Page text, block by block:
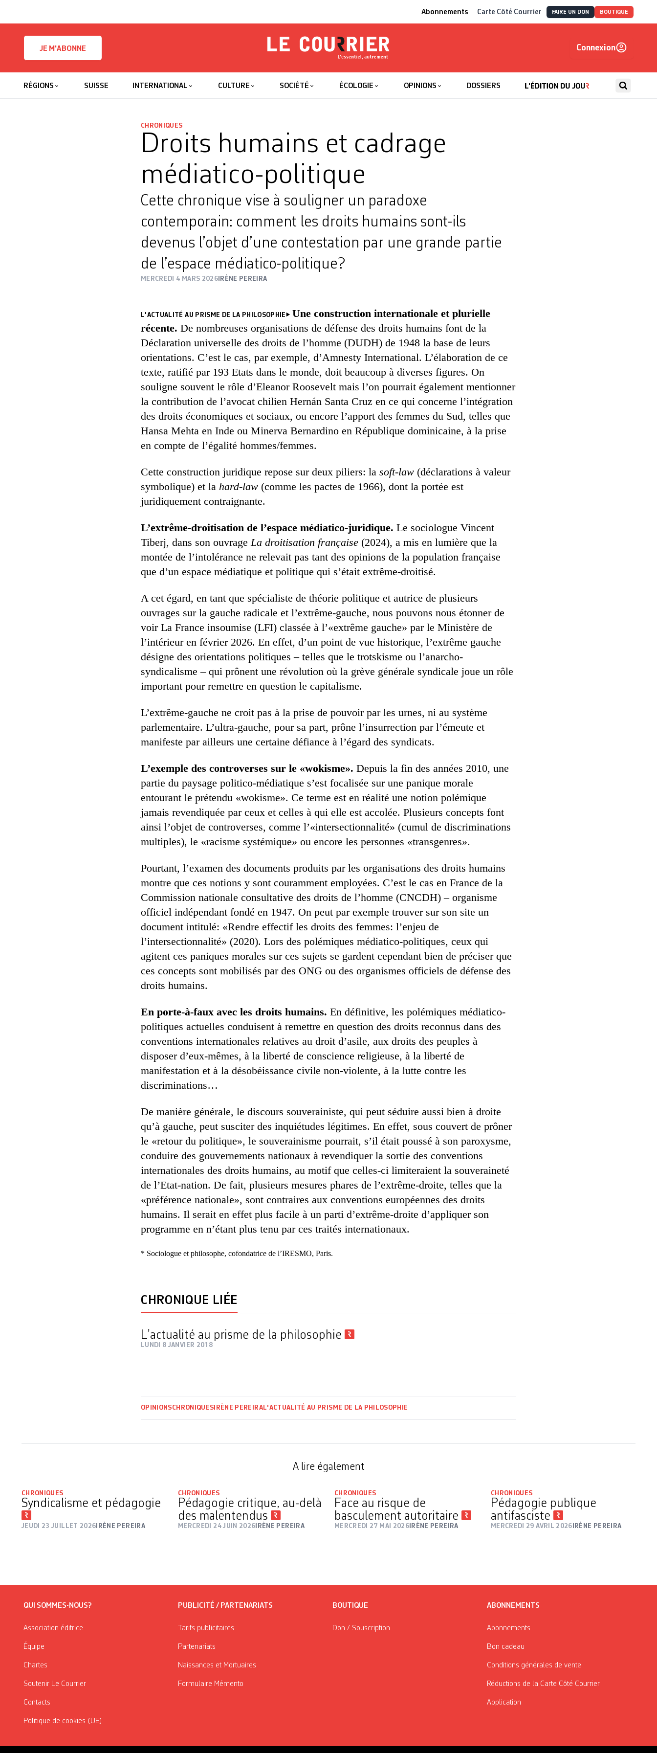
Abonnements Carte Côté Courrier FAIRE UN DON BOUTIQUE
JE M'ABONNE
Le Courrier
Connexion
RÉGIONS SUISSE INTERNATIONAL CULTURE SOCIÉTÉ ÉCOLOGIE OPINIONS DOSSIERS
CHRONIQUES
Droits humains et cadrage
médiatico-politique
Cette chronique vise à souligner un paradoxe
contemporain: comment les droits humains sont-ils
devenus l’objet d’une contestation par une grande partie
de l’espace médiatico-politique?
MERCREDI 4 MARS 2026 IRÈNE PEREIRA
L'ACTUALITÉ AU PRISME DE LA PHILOSOPHIE
Une construction internationale et plurielle
récente. De nombreuses organisations de défense des droits humains font de la
Déclaration universelle des droits de l’homme (DUDH) de 1948 la base de leurs
orientations. C’est le cas, par exemple, d’Amnesty International. L’élaboration de ce
texte, ratifié par 193 Etats dans le monde, doit beaucoup à diverses figures. On
souligne souvent le rôle d’Eleanor Roosevelt mais l’on pourrait également mentionner
la contribution de l’avocat chilien Hernán Santa Cruz en ce qui concerne l’intégration
des droits économiques et sociaux, ou encore l’apport des femmes du Sud, telles que
Hansa Mehta en Inde ou Minerva Bernardino en République dominicaine, à la prise
en compte de l’égalité hommes/femmes.
Cette construction juridique repose sur deux piliers: la soft-law (déclarations à valeur
symbolique) et la hard-law (comme les pactes de 1966), dont la portée est
juridiquement contraignante.
L’extrême-droitisation de l’espace médiatico-juridique. Le sociologue Vincent
Tiberj, dans son ouvrage La droitisation française (2024), a mis en lumière que la
montée de l’intolérance ne relevait pas tant des opinions de la population française
que d’un espace médiatique et politique qui s’était extrême-droitisé.
A cet égard, en tant que spécialiste de théorie politique et autrice de plusieurs
ouvrages sur la gauche radicale et l’extrême-gauche, nous pouvons nous étonner de
voir La France insoumise (LFI) classée à l’«extrême gauche» par le Ministère de
l’intérieur en février 2026. En effet, d’un point de vue historique, l’extrême gauche
désigne des orientations politiques – telles que le trotskisme ou l’anarcho-
syndicalisme – qui prônent une révolution où la grève générale syndicale joue un rôle
important pour remettre en question le capitalisme.
L’extrême-gauche ne croit pas à la prise de pouvoir par les urnes, ni au système
parlementaire. L’ultra-gauche, pour sa part, prône l’insurrection par l’émeute et
manifeste par ailleurs une certaine défiance à l’égard des syndicats.
L’exemple des controverses sur le «wokisme». Depuis la fin des années 2010, une
partie du paysage politico-médiatique s’est focalisée sur une panique morale
entourant le prétendu «wokisme». Ce terme est en réalité une notion polémique
jamais revendiquée par ceux et celles à qui elle est accolée. Plusieurs concepts font
ainsi l’objet de controverses, comme l’«intersectionnalité» (cumul de discriminations
multiples), le «racisme systémique» ou encore les personnes «transgenres».
Pourtant, l’examen des documents produits par les organisations des droits humains
montre que ces notions y sont couramment employées. C’est le cas en France de la
Commission nationale consultative des droits de l’homme (CNCDH) – organisme
officiel indépendant fondé en 1947. On peut par exemple trouver sur son site un
document intitulé: «Rendre effectif les droits des femmes: l’enjeu de
l’intersectionnalité» (2020). Lors des polémiques médiatico-politiques, ceux qui
agitent ces paniques morales sur ces sujets se gardent cependant bien de préciser que
ces concepts sont mobilisés par des ONG ou des organismes officiels de défense des
droits humains.
En porte-à-faux avec les droits humains. En définitive, les polémiques médiatico-
politiques actuelles conduisent à remettre en question des droits reconnus dans des
conventions internationales relatives au droit d’asile, aux droits des peuples à
disposer d’eux-mêmes, à la liberté de conscience religieuse, à la liberté de
manifestation et à la désobéissance civile non-violente, à la lutte contre les
discriminations…
De manière générale, le discours souverainiste, qui peut séduire aussi bien à droite
qu’à gauche, peut susciter des inquiétudes légitimes. En effet, sous couvert de prôner
le «retour du politique», le souverainisme pourrait, s’il était poussé à son paroxysme,
conduire des gouvernements nationaux à revendiquer la sortie des conventions
internationales des droits humains, au motif que celles-ci limiteraient la souveraineté
de l’Etat-nation. De fait, plusieurs mesures phares de l’extrême-droite, telles que la
«préférence nationale», sont contraires aux conventions européennes des droits
humains. Il serait en effet plus facile à un parti d’extrême-droite d’appliquer son
programme en n’étant plus tenu par ces traités internationaux.
* Sociologue et philosophe, cofondatrice de l’IRESMO, Paris.
CHRONIQUE LIÉE
L’actualité au prisme de la philosophie
LUNDI 8 JANVIER 2018
OPINIONSCHRONIQUES IRÈNE PEREIRAL'ACTUALITÉ AU PRISME DE LA PHILOSOPHIE
A lire également
CHRONIQUES
Syndicalisme et pédagogie
JEUDI 23 JUILLET 2026 IRÈNE PEREIRA
CHRONIQUES
Pédagogie critique, au-delà
des malentendus
MERCREDI 24 JUIN 2026 IRÈNE PEREIRA
CHRONIQUES
Face au risque de
basculement autoritaire
MERCREDI 27 MAI 2026 IRÈNE PEREIRA
CHRONIQUES
Pédagogie publique
antifasciste
MERCREDI 29 AVRIL 2026 IRÈNE PEREIRA
QUI SOMMES-NOUS?
Association éditrice
Équipe
Chartes
Soutenir Le Courrier
Contacts
Politique de cookies (UE)
PUBLICITÉ / PARTENARIATS
Tarifs publicitaires
Partenariats
Naissances et Mortuaires
Formulaire Mémento
BOUTIQUE
Don / Souscription
ABONNEMENTS
Abonnements
Bon cadeau
Conditions générales de vente
Réductions de la Carte Côté Courrier
Application